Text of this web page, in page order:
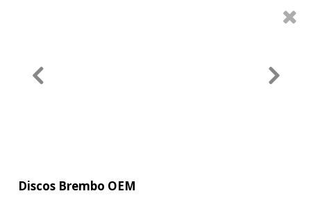
0
Discos Brembo OEM